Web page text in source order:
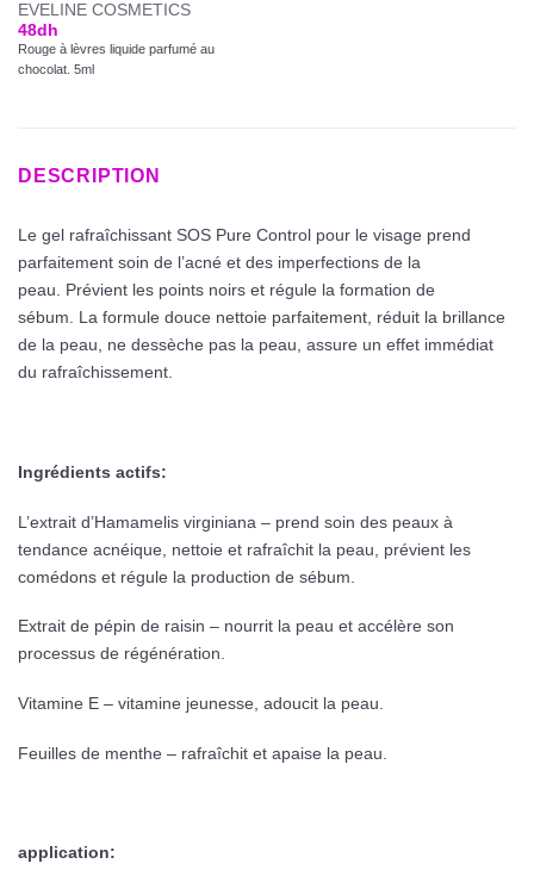
EVELINE COSMETICS
48dh
Rouge à lèvres liquide parfumé au
chocolat. 5ml
DESCRIPTION
Le gel rafraîchissant SOS Pure Control pour le visage prend
parfaitement soin de l’acné et des imperfections de la
peau. Prévient les points noirs et régule la formation de
sébum. La formule douce nettoie parfaitement, réduit la brillance
de la peau, ne dessèche pas la peau, assure un effet immédiat
du rafraîchissement.
Ingrédients actifs:
L’extrait d’Hamamelis virginiana – prend soin des peaux à
tendance acnéique, nettoie et rafraîchit la peau, prévient les
comédons et régule la production de sébum.
Extrait de pépin de raisin – nourrit la peau et accélère son
processus de régénération.
Vitamine E – vitamine jeunesse, adoucit la peau.
Feuilles de menthe – rafraîchit et apaise la peau.
application: